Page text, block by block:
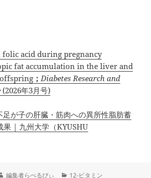
acid during pregnancy
fat accumulation in the liver and
；Diabetes Research and
(2026年3月号)
足が子の肝臓・筋肉への異所性脂肪蓄
果 | 九州大学（KYUSHU
作
編集者らべるびぃ カ
12-ビタミン